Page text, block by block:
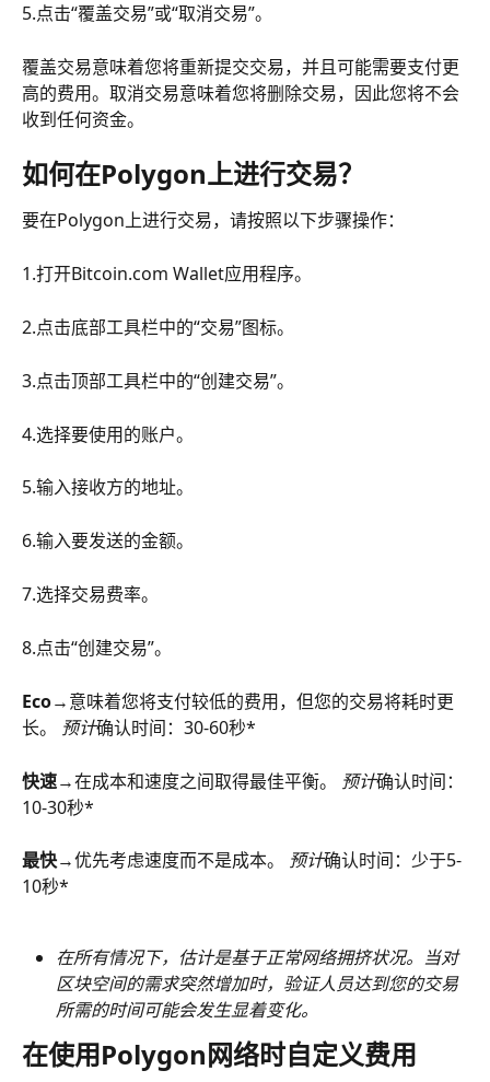
5.点击“覆盖交易”或“取消交易”。
覆盖交易意味着您将重新提交交易，并且可能需要支付更
高的费用。取消交易意味着您将删除交易，因此您将不会
收到任何资金。
如何在Polygon上进行交易？
要在Polygon上进行交易，请按照以下步骤操作：
1.打开Bitcoin.com Wallet应用程序。
2.点击底部工具栏中的“交易”图标。
3.点击顶部工具栏中的“创建交易”。
4.选择要使用的账户。
5.输入接收方的地址。
6.输入要发送的金额。
7.选择交易费率。
8.点击“创建交易”。
Eco→意味着您将支付较低的费用，但您的交易将耗时更
长。 预计确认时间：30-60秒*
快速→在成本和速度之间取得最佳平衡。 预计确认时间：
10-30秒*
最快→优先考虑速度而不是成本。 预计确认时间：少于5-
10秒*
在所有情况下，估计是基于正常网络拥挤状况。当对
区块空间的需求突然增加时，验证人员达到您的交易
所需的时间可能会发生显着变化。
在使用Polygon网络时自定义费用